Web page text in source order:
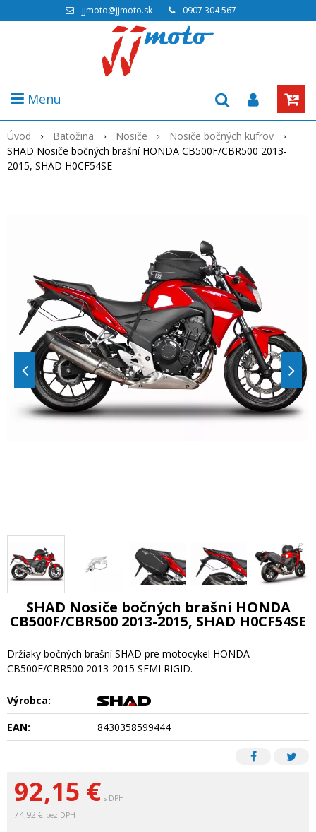
jjmoto@jjmoto.sk 0907 304 567
Menu
Úvod Batožina Nosiče
Nosiče bočných kufrov
SHAD Nosiče bočných brašní HONDA CB500F/CBR500 2013-
2015, SHAD H0CF54SE
92,15 € s DPH
74,92 € bez DPH
SHAD Nosiče bočných brašní HONDA
CB500F/CBR500 2013-2015, SHAD H0CF54SE
Držiaky bočných brašní SHAD pre motocykel HONDA
CB500F/CBR500 2013-2015 SEMI RIGID.
Výrobca:
EAN:
8430358599444